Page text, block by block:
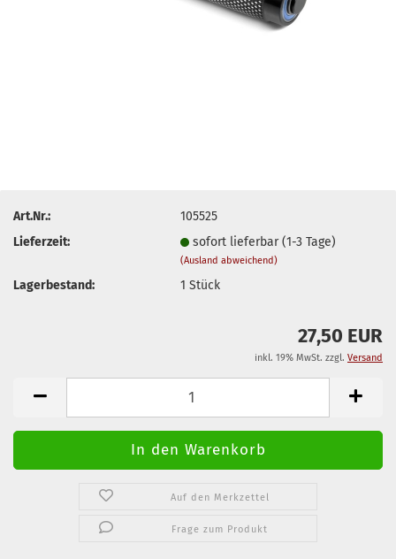
Art.Nr.:
105525
Lieferzeit:
sofort lieferbar (1-3 Tage)
(Ausland abweichend)
Lagerbestand: 1Stück
27,50 EUR
inkl. 19% MwSt. zzgl. Versand
Auf den Merkzettel
Frage zum Produkt